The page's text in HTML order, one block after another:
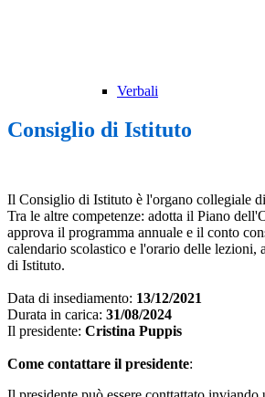
Verbali
Consiglio di Istituto
Il Consiglio di Istituto è l'organo collegiale
Tra le altre competenze: adotta il Piano
approva il programma annuale e il conto
calendario scolastico e l'orario delle lezioni,
di Istituto.
Data di insediamento: 13/12/2021
Durata in carica: 31/08/2024
Il presidente: Cristina Puppis
Come contattare il presidente: